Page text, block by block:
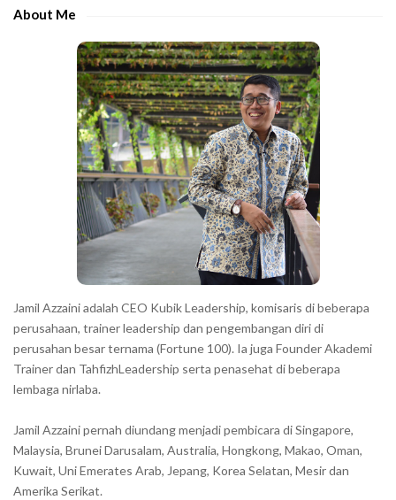
About Me
Jamil Azzaini adalah CEO Kubik Leadership, komisaris di beberapa
perusahaan, trainer leadership dan pengembangan diri di
perusahan besar ternama (Fortune 100). Ia juga Founder Akademi
Trainer dan TahfizhLeadership serta penasehat di beberapa
lembaga nirlaba.
Jamil Azzaini pernah diundang menjadi pembicara di Singapore,
Malaysia, Brunei Darusalam, Australia, Hongkong, Makao, Oman,
Kuwait, Uni Emerates Arab, Jepang, Korea Selatan, Mesir dan
Amerika Serikat.